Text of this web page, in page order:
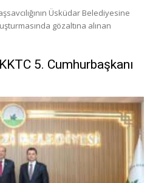
Üsküdar Belediyesine
gözaltına alınan
5. Cumhurbaşkanı